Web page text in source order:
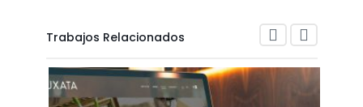
Trabajos Relacionados